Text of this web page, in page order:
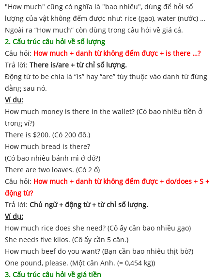
"How much" cũng có nghĩa là "bao nhiêu", dùng để hỏi số
lượng của vật không đếm được như: rice (gạo), water (nước) …
Ngoài ra “How much” còn dùng trong câu hỏi về giá cả.
2. Cấu trúc câu hỏi về số lượng
Câu hỏi: How much + danh từ không đếm được + is there …?
Trả lời: There is/are + từ chỉ số lượng.
Động từ to be chia là “is” hay “are” tùy thuộc vào danh từ đứng
đằng sau nó.
Ví dụ:
How much money is there in the wallet? (Có bao nhiêu tiền ở
trong ví?)
There is $200. (Có 200 đô.)
How much bread is there?
(Có bao nhiêu bánh mì ở đó?)
There are two loaves. (Có 2 ổ)
Câu hỏi: How much + danh từ không đếm được + do/does + S +
động từ?
Trả lời: Chủ ngữ + động từ + từ chỉ số lượng.
Ví dụ:
How much rice does she need? (Cô ấy cần bao nhiều gạo)
She needs five kilos. (Cô ấy cần 5 cân.)
How much beef do you want? (Bạn cần bao nhiêu thịt bò?)
One pound, please. (Một cân Anh. (= 0,454 kg))
3. Cấu trúc câu hỏi về giá tiền